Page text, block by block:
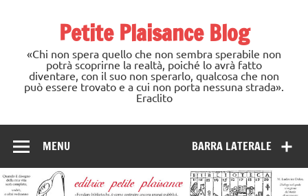
Petite Plaisance Blog
«Chi non spera quello che non sembra sperabile non
potrà scoprirne la realtà, poiché lo avrà fatto
diventare, con il suo non sperarlo, qualcosa che non
può essere trovato e a cui non porta nessuna strada».
Eraclito
BARRA LATERALE
MENU